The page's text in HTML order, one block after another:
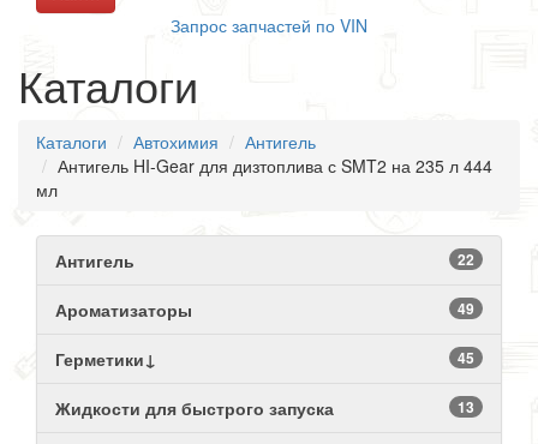
Запрос запчастей по VIN
Каталоги
Каталоги Автохимия
Антигель
Антигель HI-Gear для дизтоплива с SMT2 на 235 л 444
мл
Антигель 22
Ароматизаторы 49
Герметики↓ 45
Жидкости для быстрого запуска 13